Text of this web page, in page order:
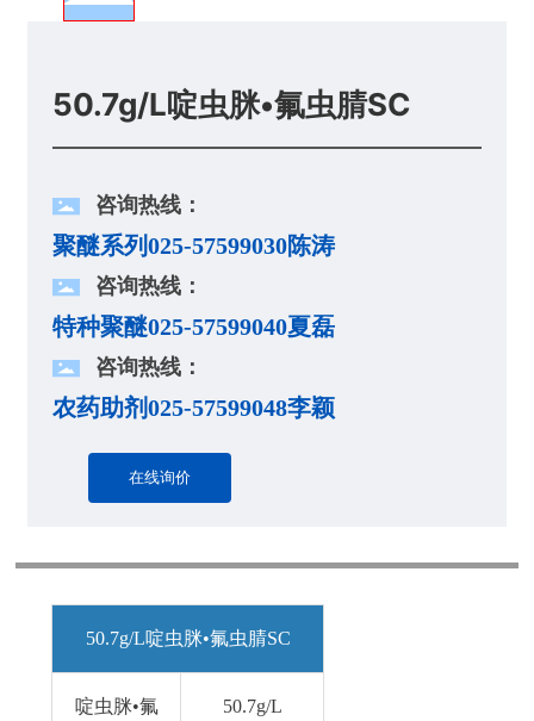
50.7g/L啶虫脒•氟虫腈SC
咨询热线：
聚醚系列025-57599030陈涛
咨询热线：
特种聚醚025-57599040夏磊
咨询热线：
农药助剂025-57599048李颖
在线询价
50.7g/L啶虫脒•氟虫腈SC
啶虫脒•氟
50.7g/L